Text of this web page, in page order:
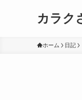
カラク
ホーム 日記